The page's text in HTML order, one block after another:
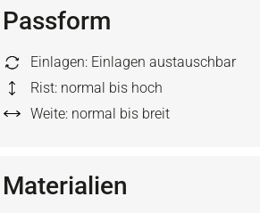
Passform
Einlagen: Einlagen austauschbar
Rist: normal bis hoch
Weite: normal bis breit
Materialien